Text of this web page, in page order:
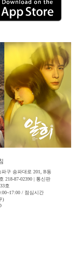
구 송파대로 201, B동
218-87-02390 | 통신판
호
/ 점심시간
)